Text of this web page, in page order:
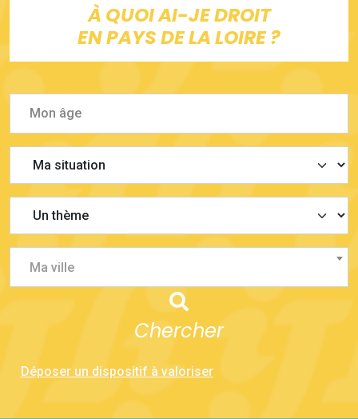
À QUOI AI-JE DROIT
EN PAYS DE LA LOIRE ?
Ma ville
Chercher
Déposer un dispositif à valoriser